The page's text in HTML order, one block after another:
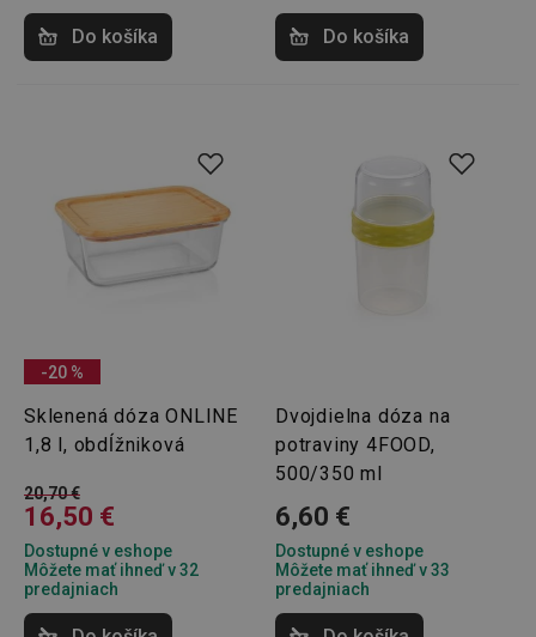
Do košíka Do košíka
-20 %
Sklenená dóza ONLINE
1,8 l, obdĺžniková
20,70 €
16,50 €
Dostupné v eshope
Môžete mať ihneď v 32
predajniach
Dvojdielna dóza na
potraviny 4FOOD,
500/350 ml
6,60 €
Dostupné v eshope
Môžete mať ihneď v 33
predajniach
__rtbh.lid
pid
Twitter Inc.
.smartadserver.com